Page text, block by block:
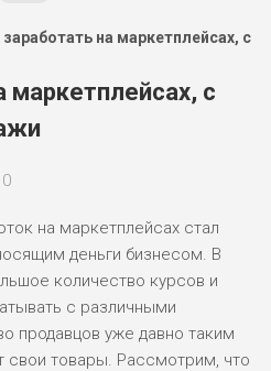
заработать на маркетплейсах, с
маркетплейсах, с
0
на маркетплейсах стал
деньги бизнесом. В
количество курсов и
с различными
продавцов уже давно таким
товары. Рассмотрим, что